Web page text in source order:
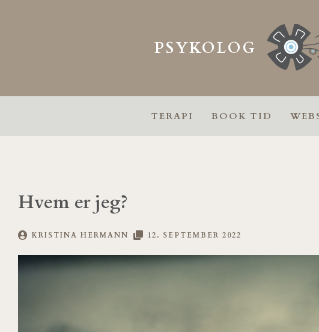
PSYKOLOG
TERAPI BOOK TID
Hvem er jeg?
KRISTINA HERMANN 12. SEPTEMBER 2022